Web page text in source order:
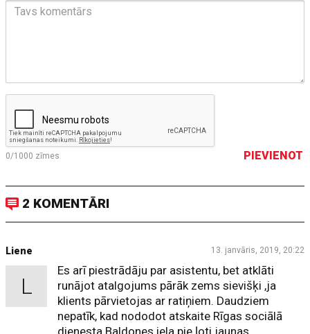
0/1000 zīmes PIEVIENOT
2 KOMENTĀRI
13. janvāris, 2019, 20:22
Liene
L
Es arī piestrādāju par asistentu, bet atklāti
runājot atalgojums pārāk zems sievišķi ,ja
klients pārvietojas ar ratiņiem. Daudziem
nepatīk, kad nododot atskaite Rīgas sociālā
dienesta Baldones iela pie ļoti jaunas